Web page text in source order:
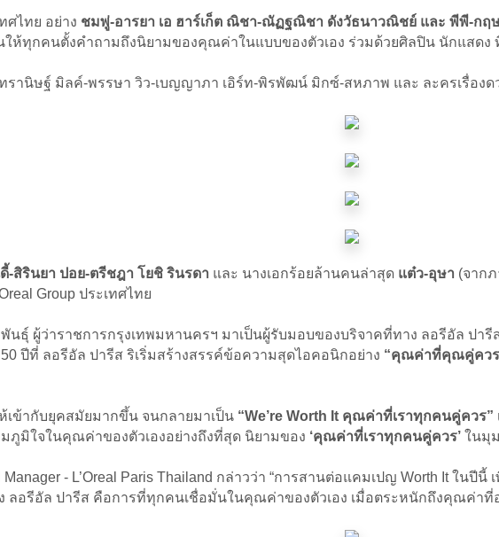
ศไทย อย่าง ชมพู่-อารยา เอ ฮาร์เก็ต ณิชา-ณัฏฐณิชา ดังวัธนาวณิชย์ และ พีพี-กฤ
ให้ทุกคนตั้งคำถามถึงนิยามของคุณค่าในแบบของตัวเอง ร่วมด้วยศิลปิน นักแสดง
รานิษฐ์ มิลค์-พรรษา วิว-เบญญาภา เอิร์ท-พิรพัฒน์ มิกซ์-สหภาพ และ ละครเรื่อง
-สิรินยา ปอย-ตรีชฎา โยชิ รินรดา และ นางเอกร้อยล้านคนล่าสุด แต๋ว-อุษา (จาก
Group ประเทศไทย
นธุ์ ผู้ว่าราชการกรุงเทพมหานครฯ มาเป็นผู้รับมอบของบริจาคที่ทาง ลอรีอัล ป
ปีที่ ลอรีอัล ปารีส ริเริ่มสร้างสรรค์ข้อความสุดไอคอนิกอย่าง “คุณค่าที่คุณคู่คว
ข้ากับยุคสมัยมากขึ้น จนกลายมาเป็น “We’re Worth It คุณค่าที่เราทุกคนคู่ควร”
ภูมิใจในคุณค่าของตัวเองอย่างถึงที่สุด นิยามของ ‘คุณค่าที่เราทุกคนคู่ควร’ ในมุ
Manager - L’Oreal Paris Thailand กล่าวว่า “การสานต่อแคมเปญ Worth It ใ
อรีอัล ปารีส คือการที่ทุกคนเชื่อมั่นในคุณค่าของตัวเอง เมื่อตระหนักถึงคุณค่าที่อ